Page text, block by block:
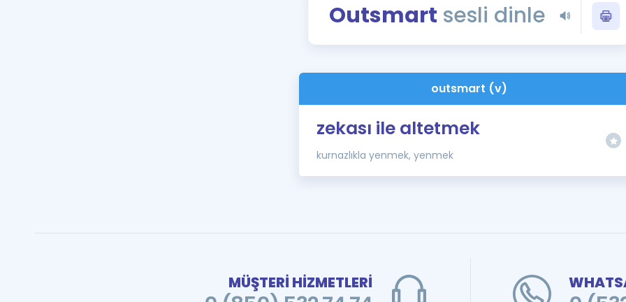
YDS - YÖKDİL
İngilizce Gramer
Outsmart sesli dinle
outsmart (v)
zekası ile altetmek
kurnazlıkla yenmek, yenmek
MÜŞTERİ HİZMETLERİ